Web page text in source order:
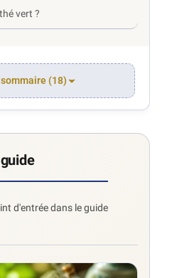
vert ?
(18)
d'entrée dans le guide